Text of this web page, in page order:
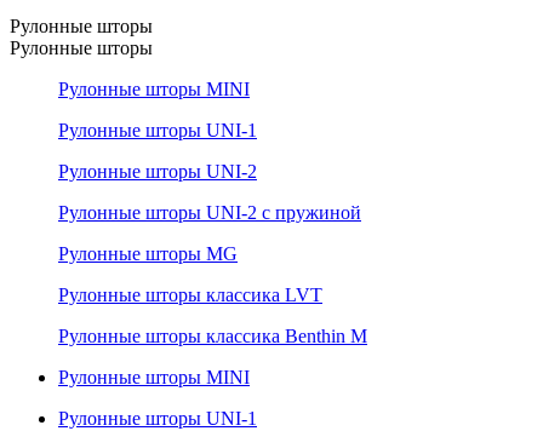
Рулонные шторы
Рулонные шторы
Рулонные шторы MINI
Рулонные шторы UNI-1
Рулонные шторы UNI-2
Рулонные шторы UNI-2 с пружиной
Рулонные шторы MG
Рулонные шторы классика LVT
Рулонные шторы классика Benthin M
Рулонные шторы MINI
Рулонные шторы UNI-1